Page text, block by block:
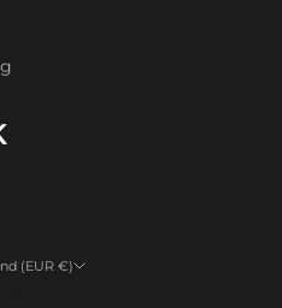
(EUR €)